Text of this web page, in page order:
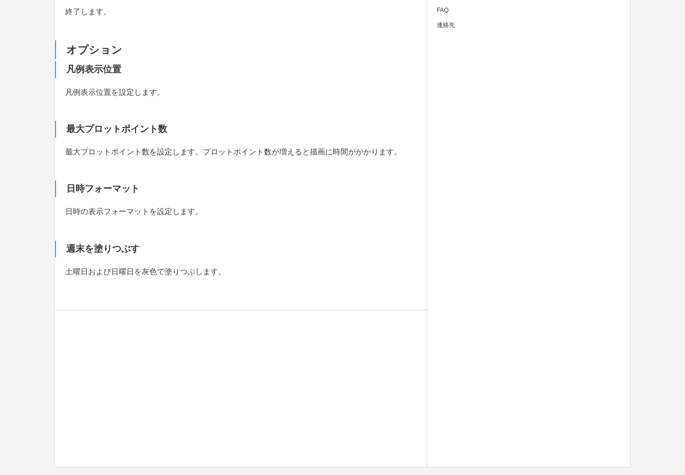
終了します。
オプション
凡例表示位置
凡例表示位置を設定します。
最大プロットポイント数
最大プロットポイント数を設定します。プロットポイント数が増えると描画に時間がかかります。
日時フォーマット
日時の表示フォーマットを設定します。
週末を塗りつぶす
土曜日および日曜日を灰色で塗りつぶします。
FAQ
連絡先